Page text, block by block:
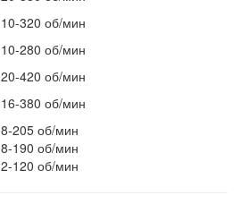
10-320 об/мин
10-280 об/мин
20-420 об/мин
16-380 об/мин
8-205 об/мин
8-190 об/мин
2-120 об/мин